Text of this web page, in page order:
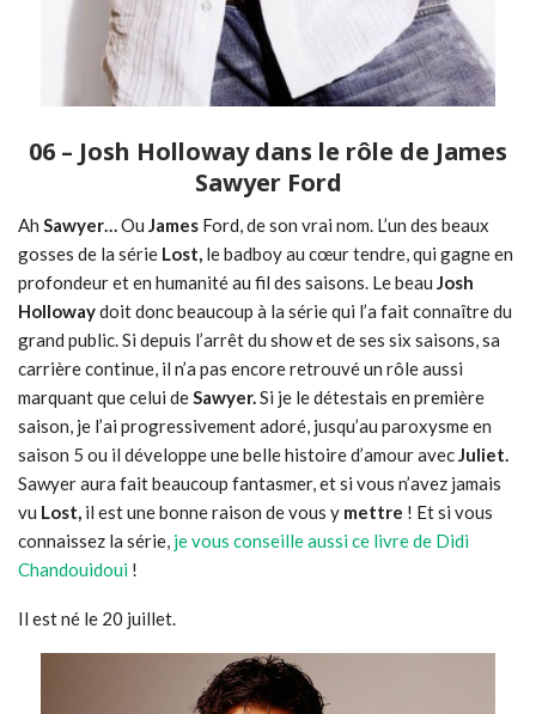
06 – Josh Holloway dans le rôle de James
Sawyer Ford
Ah Sawyer…Ou James Ford, de son vrai nom. L’un des beaux
gosses de la série Lost, le badboy au cœur tendre, qui gagne en
profondeur et en humanité au fil des saisons. Le beau Josh
Hollowaydoit donc beaucoup à la série qui l’a fait connaître du
grand public. Si depuis l’arrêt du show et de ses six saisons, sa
carrière continue, il n’a pas encore retrouvé un rôle aussi
marquant que celui deSawyer.Si je le détestais en première
saison, je l’ai progressivement adoré, jusqu’au paroxysme en
saison 5 ou il développe une belle histoire d’amour avecJuliet.
Sawyer aura fait beaucoup fantasmer, et si vous n’avez jamais
vu Lost, il est une bonne raison de vous y mettre ! Et si vous
connaissez la série, je vous conseille aussi ce livre de Didi
Chandouidoui !
Il est né le 20 juillet.